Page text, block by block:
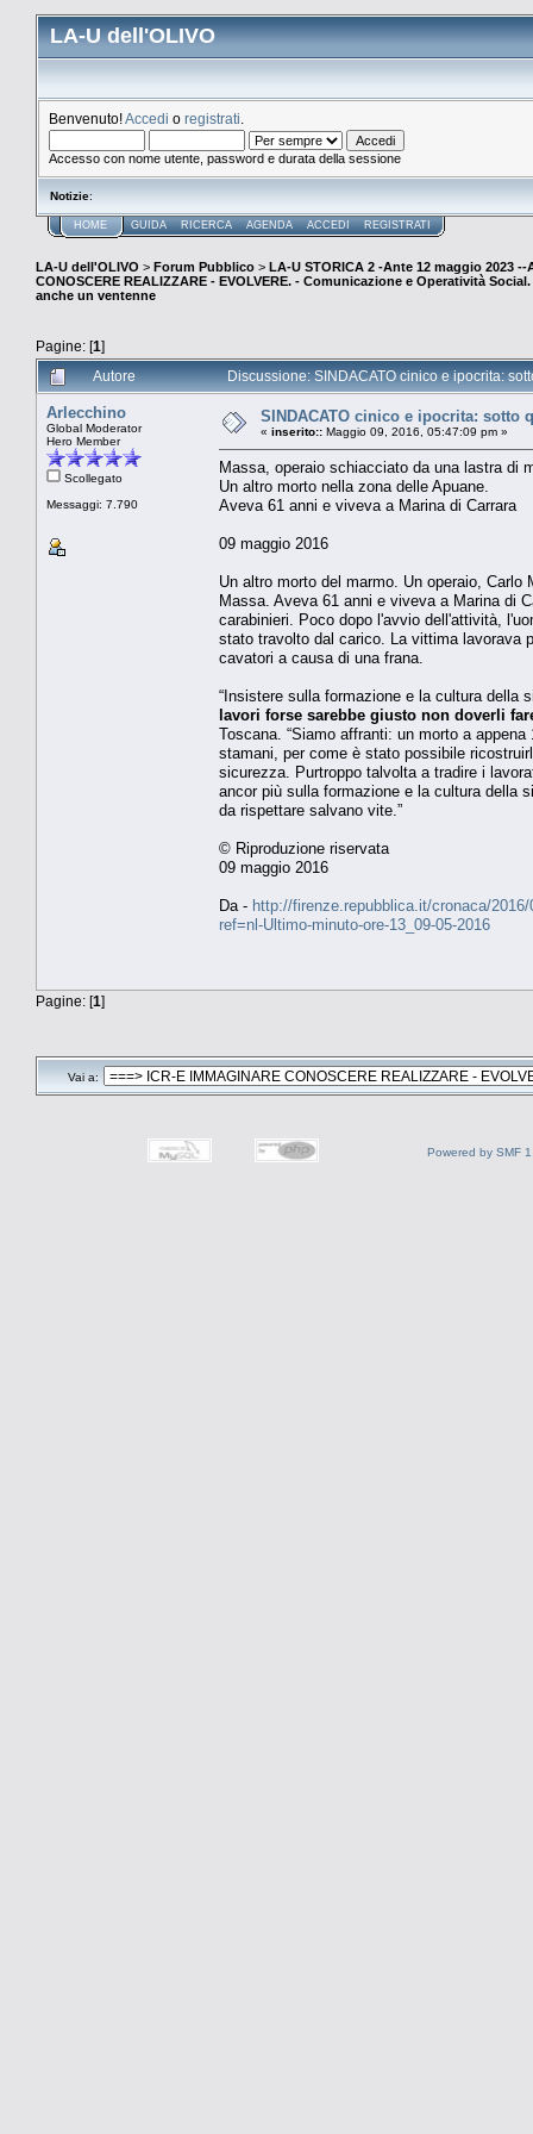
LA-U dell'OLIVO
Benvenuto!Accedi o registrati
Accesso con nome utente, password e durata della sessione
Notizie:
HOME GUIDA RICERCA AGENDA ACCEDI REGISTRATI
LA-U dell'OLIVO > Forum Pubblico > LA-U STORICA 2 -Ante 12 maggio 2023 --
CONOSCERE REALIZZARE - EVOLVERE. - Comunicazione e Operatività
anche un ventenne
Pagine: [1]
Autore
Discussione: SINDACATO cinico e ipocrita:
Arlecchino
Global Moderator
Hero Member
Scollegato
Messaggi: 7.790
SINDACATO cinico e ipocrita: sotto
« inserito:: Maggio 09, 2016, 05:47:09 pm »
Massa, operaio schiacciato da una lastra di
Un altro morto nella zona delle Apuane.
Aveva 61 anni e viveva a Marina di Carrara
09 maggio 2016
Un altro morto del marmo. Un operaio,
Massa. Aveva 61 anni e viveva a Marina di
carabinieri. Poco dopo l'avvio dell'attività,
stato travolto dal carico. La vittima lavorava
cavatori a causa di una frana.
“Insistere sulla formazione e la cultura della
lavori forse sarebbe giusto non doverli
Toscana. “Siamo affranti: un morto a
stamani, per come è stato possibile
sicurezza. Purtroppo talvolta a tradire i
ancor più sulla formazione e la cultura della
da rispettare salvano vite.”
© Riproduzione riservata
09 maggio 2016
Da - http://firenze.repubblica.it/cronaca/
ref=nl-Ultimo-minuto-ore-13_09-05-2016
Pagine: [1]
Vai a:
Powered by SMF